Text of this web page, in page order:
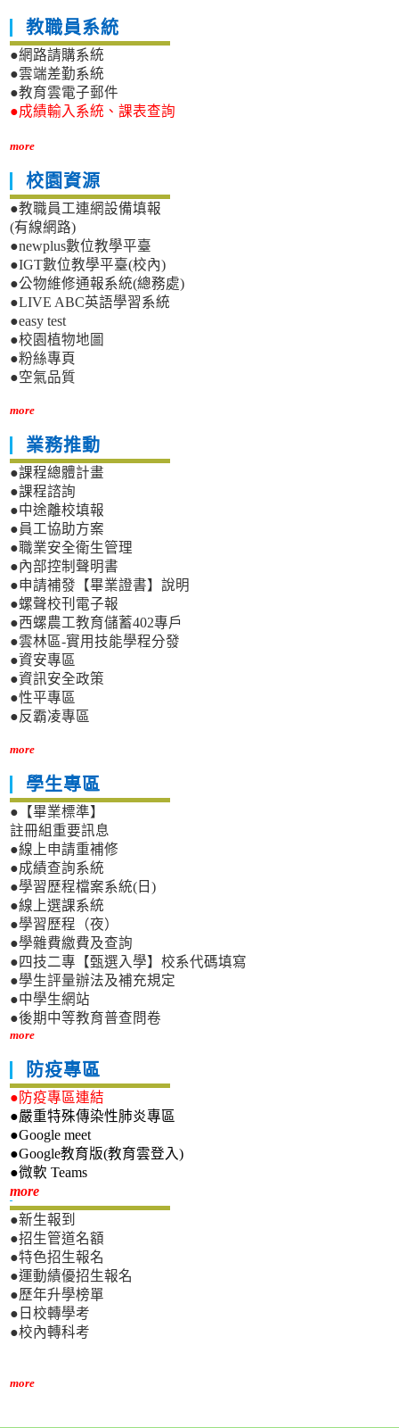
教職員系統
●網路請購系統
●雲端差勤系統
●教育雲電子郵件
●成績輸入系統、課表查詢
more
校園資源
●教職員工連網設備填報
(有線網路)
●newplus數位教學平臺
●IGT數位教學平臺(校內)
●公物維修通報系統(總務處)
●LIVE ABC英語學習系統
●easy test
●校園植物地圖
●粉絲專頁
●空氣品質
more
業務推動
●課程總體計畫
●課程諮詢
●中途離校填報
●員工協助方案
●職業安全衛生管理
●內部控制聲明書
●申請補發【畢業證書】說明
●螺聲校刊電子報
●西螺農工教育儲蓄402專戶
●雲林區-實用技能學程分發
●資安專區
●資訊安全政策
●性平專區
●反霸凌專區
more
學生專區
●【畢業標準】
註冊組重要訊息
●線上申請重補修
●成績查詢系統
●學習歷程檔案系統(日)
●線上選課系統
●學習歷程（夜）
●學雜費繳費及查詢
●四技二專【甄選入學】校系代碼填寫
●學生評量辦法及補充規定
●中學生網站
●後期中等教育普查問卷
more
防疫專區
●防疫專區連結
●嚴重特殊傳染性肺炎專區
●Google meet
●Google教育版(教育雲登入)
●微軟 Teams
more新生專區
●新生報到
●招生管道名額
●特色招生報名
●運動績優招生報名
●歷年升學榜單
●日校轉學考
●校內轉科考
more